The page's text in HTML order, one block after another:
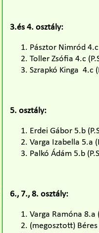
3.és 4. osztály:
Pásztor Nimród 4.c
Toller Zsófia 4.c
Szrapkó Kinga 4.c
5. osztály:
Erdei Gábor 5.b
Varga Izabella 5.a
Palkó Ádám 5.b
6., 7., 8. osztály:
Varga Ramóna 8.a
(megosztott) Béres